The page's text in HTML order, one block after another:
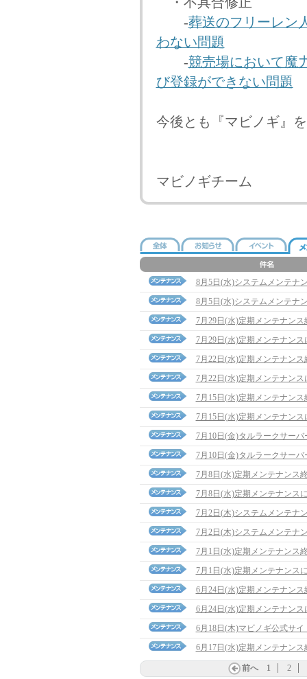
-葬送のフリーレン
わない問題
-競売場において魔
び登録ができない問題
今後とも『マビノギ』
マビノギチーム
8月5日(水)システムメンテナ
8月5日(水)システムメンテナ
7月29日(水)定期メンテナン
7月29日(水)定期メンテナンス
7月22日(水)定期メンテナン
7月22日(水)定期メンテナンス
7月15日(水)定期メンテナン
7月15日(水)定期メンテナンス
7月10日(金)タルラークサー
7月10日(金)タルラークサー
7月8日(水)定期メンテナンス
7月8日(水)定期メンテナンス
7月2日(木)システムメンテナ
7月2日(木)システムメンテナ
7月1日(水)定期メンテナンス
7月1日(水)定期メンテナンス
6月24日(水)定期メンテナン
6月24日(水)定期メンテナンス
6月18日(木)マビノギ公式サ
6月17日(水)定期メンテナン
前へ 1 2